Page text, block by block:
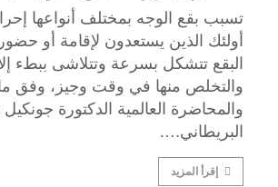
تسبب بقع الوجه بمختلف أنواعها
أولئك الذين يستعدون لإقامة أو
والتخلص منها في وقت وجيز، وفق ما
والمحاضرة العالمية الدكتورة
البريطاني.…
إقرأ المزيد